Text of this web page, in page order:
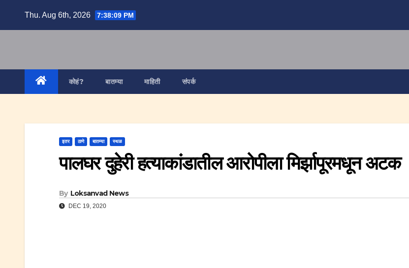
Thu. Aug 6th, 2026 7:38:10 PM
कोहं? बातम्या माहिती संपर्क
इतर ठाणे बातम्या स्थळ
पालघर दुहेरी हत्याकांडातील आरोपीला मिर्झापूरमधून अटक
By Loksanvad News
DEC 19, 2020